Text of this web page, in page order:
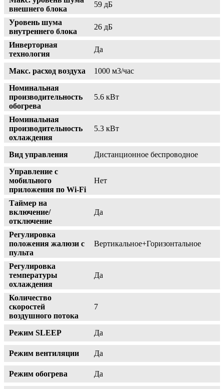
внешнего блока
59 дБ
Уровень шума
внутреннего блока
26 дБ
Инверторная
технология
Да
Макс. расход воздуха
1000 м3/час
Номинальная
производительность
обогрева
5.6 кВт
Номинальная
производительность
охлаждения
5.3 кВт
Вид управления
Дистанционное беспроводное
Управление c
мобильного
приложения по Wi-Fi
Нет
Таймер на
включение/
отключение
Да
Регулировка
положения жалюзи с
пульта
Вертикальное+Горизонтальное
Регулировка
температуры
охлаждения
Да
Количество
скоростей
воздушного потока
7
Режим SLEEP Да
Режим вентиляции Да
Режим обогрева Да